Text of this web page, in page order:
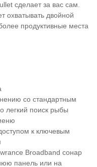
сделает за вас сам.
охватывать двойной
продуктивные места
со стандартным
легкий поиск рыбы
к ключевым
Broadband сонар
панель или на